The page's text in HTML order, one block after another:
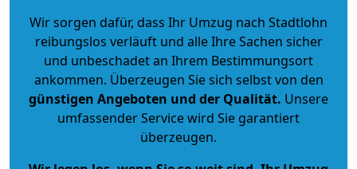
Wir sorgen dafür, dass Ihr Umzug nach Stadtlohn
reibungslos verläuft und alle Ihre Sachen sicher
und unbeschadet an Ihrem Bestimmungsort
ankommen. Überzeugen Sie sich selbst von den
günstigen Angeboten und der Qualität. Unsere
umfassender Service wird Sie garantiert
überzeugen.